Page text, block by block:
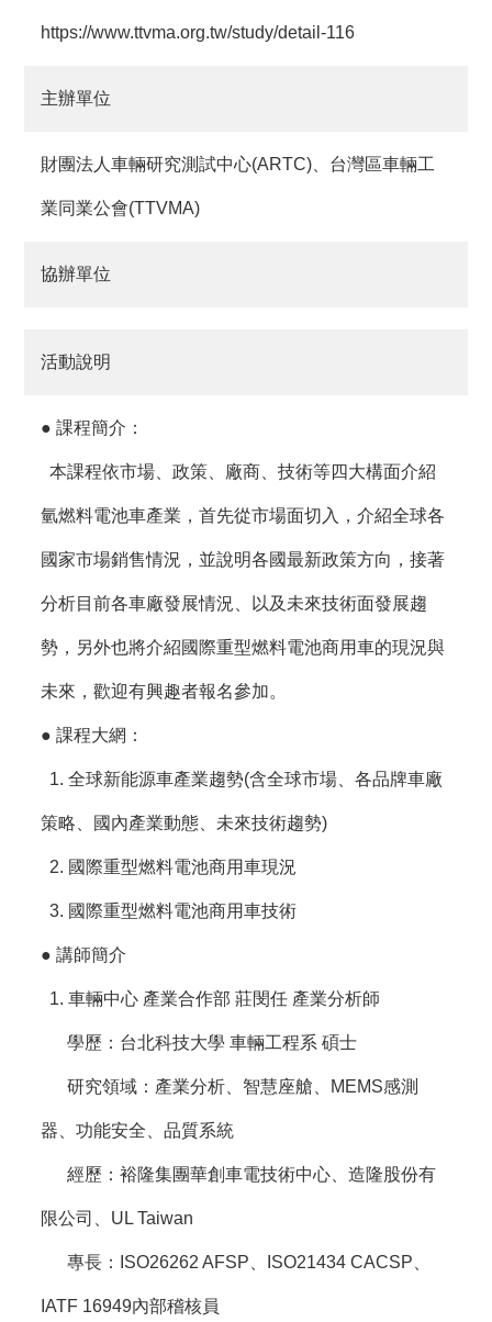
https://www.ttvma.org.tw/study/detail-116
主辦單位
財團法人車輛研究測試中心(ARTC)、台灣區車輛工
業同業公會(TTVMA)
協辦單位
活動說明
●課程簡介 ：
本課程依市場、政策、廠商、技術等四大構面介紹
氫燃料電池車產業，首先從市場面切入，介紹全球各
國家市場銷售情況，並說明各國最新政策方向，接著
分析目前各車廠發展情況、以及未來技術面發展趨
勢，另外也將介紹國際重型燃料電池商用車的現況與
未來，歡迎有興趣者報名參加。
● 課程大網：
1. 全球新能源車產業趨勢(含全球市場、各品牌車廠
策略、國內產業動態、未來技術趨勢)
2. 國際重型燃料電池商用車現況
3. 國際重型燃料電池商用車技術
●講師簡介
1. 車輛中心 產業合作部 莊閔任 產業分析師
學歷：台北科技大學 車輛工程系 碩士
研究領域：產業分析、智慧座艙、MEMS感測
器、功能安全、品質系統
經歷：裕隆集團華創車電技術中心、造隆股份有
限公司、UL Taiwan
專長：ISO26262 AFSP、ISO21434 CACSP、
IATF 16949內部稽核員